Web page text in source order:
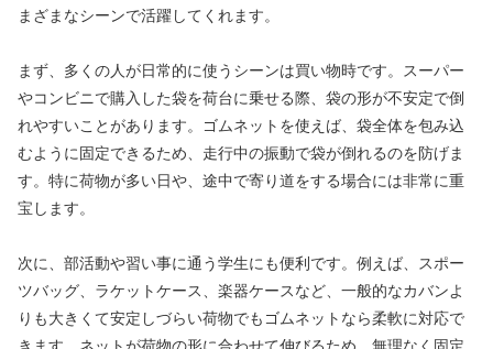
まざまなシーンで活躍してくれます。
まず、多くの人が日常的に使うシーンは買い物時です。スーパー
やコンビニで購入した袋を荷台に乗せる際、袋の形が不安定で倒
れやすいことがあります。ゴムネットを使えば、袋全体を包み込
むように固定できるため、走行中の振動で袋が倒れるのを防げま
す。特に荷物が多い日や、途中で寄り道をする場合には非常に重
宝します。
次に、部活動や習い事に通う学生にも便利です。例えば、スポー
ツバッグ、ラケットケース、楽器ケースなど、一般的なカバンよ
りも大きくて安定しづらい荷物でもゴムネットなら柔軟に対応で